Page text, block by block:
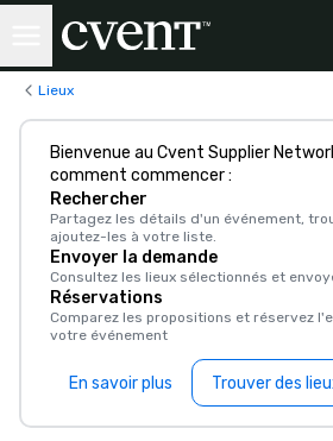
Lieux
Bienvenue au Cvent Supplier
comment commencer :
Rechercher
Partagez les détails d'un événement,
ajoutez-les à votre liste.
Envoyer la demande
Consultez les lieux sélectionnés et
Réservations
Comparez les propositions et réservez
votre événement
En savoir plus Trouver des